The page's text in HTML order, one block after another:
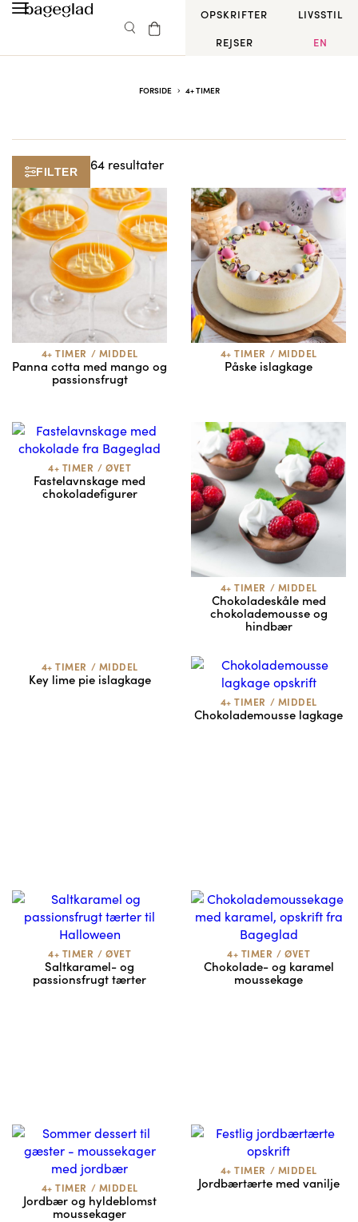
OPSKRIFTER
LIVSSTIL
REJSER
EN
FORSIDE 4+ TIMER
FILTER 64 resultater
4+ TIMER / MIDDEL
Panna cotta med mango og
passionsfrugt
4+ TIMER / MIDDEL
Påske islagkage
4+ TIMER / ØVET
Fastelavnskage med
chokoladefigurer
4+ TIMER / MIDDEL
Chokoladeskåle med
chokolademousse og
hindbær
4+ TIMER / MIDDEL
Key lime pie islagkage
4+ TIMER / MIDDEL
Chokolademousse lagkage
4+ TIMER / ØVET
Saltkaramel- og
passionsfrugt tærter
4+ TIMER / ØVET
Chokolade- og karamel
moussekage
4+ TIMER / MIDDEL
Jordbær og hyldeblomst
moussekager
4+ TIMER / MIDDEL
Jordbærtærte med vanilje